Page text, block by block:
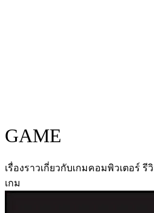
GAME
เรื่องราวเกี่ยวกับเกมคอมพิวเตอร์ รี
เกม